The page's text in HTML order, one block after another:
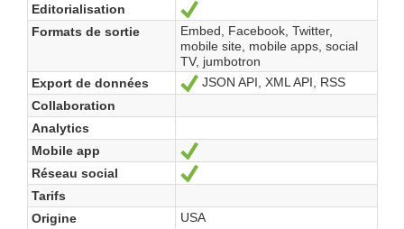
Editorialisation
Oui
Formats de sortie
Embed, Facebook, Twitter,
mobile site, mobile apps, social
TV, jumbotron
Export de données
Oui
JSON API, XML API, RSS
Collaboration
Analytics
Mobile app
Réseau social
Oui
Tarifs
Origine
USA